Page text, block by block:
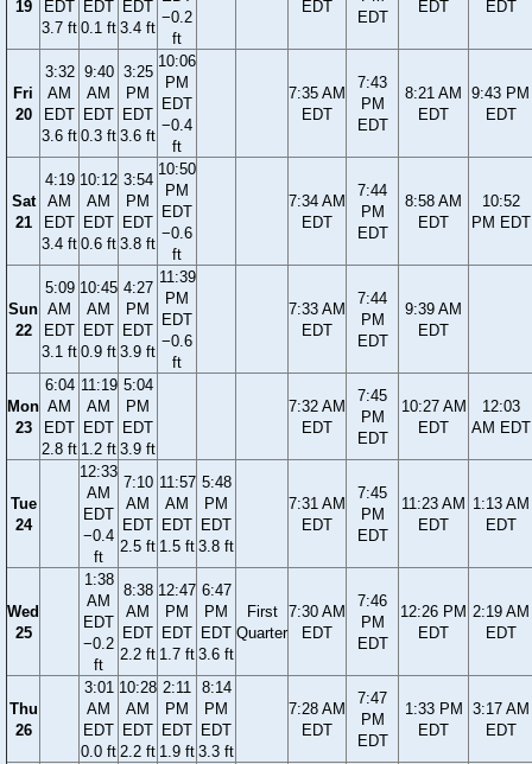
19
EDT
3.7 ft
EDT
0.1 ft
EDT
3.4 ft
−0.2
ft
EDT
EDT
EDT EDT
Fri
20
3:32
AM
EDT
3.6 ft
9:40
AM
EDT
0.3 ft
3:25
PM
EDT
3.6 ft
10:06
PM
EDT
−0.4
ft
7:35 AM
EDT
7:43
PM
EDT
8:21 AM
EDT
9:43 PM
EDT
Sat
21
4:19
AM
EDT
3.4 ft
10:12
AM
EDT
0.6 ft
3:54
PM
EDT
3.8 ft
10:50
PM
EDT
−0.6
ft
7:34 AM
EDT
7:44
PM
EDT
8:58 AM
EDT
10:52
PM EDT
Sun
22
5:09
AM
EDT
3.1 ft
10:45
AM
EDT
0.9 ft
4:27
PM
EDT
3.9 ft
11:39
PM
EDT
−0.6
ft
7:33 AM
EDT
7:44
PM
EDT
9:39 AM
EDT
Mon
23
6:04
AM
EDT
2.8 ft
11:19
AM
EDT
1.2 ft
5:04
PM
EDT
3.9 ft
7:32 AM
EDT
7:45
PM
EDT
10:27 AM
EDT
12:03
AM EDT
Tue
24
12:33
AM
EDT
−0.4
ft
7:10
AM
EDT
2.5 ft
11:57
AM
EDT
1.5 ft
5:48
PM
EDT
3.8 ft
7:31 AM
EDT
7:45
PM
EDT
11:23 AM
EDT
1:13 AM
EDT
Wed
25
1:38
AM
EDT
−0.2
ft
8:38
AM
EDT
2.2 ft
12:47
PM
EDT
1.7 ft
6:47
PM
EDT
3.6 ft
First
Quarter
7:30 AM
EDT
7:46
PM
EDT
12:26 PM
EDT
2:19 AM
EDT
Thu
26
3:01
AM
EDT
0.0 ft
10:28
AM
EDT
2.2 ft
2:11
PM
EDT
1.9 ft
8:14
PM
EDT
3.3 ft
7:28 AM
EDT
7:47
PM
EDT
1:33 PM
EDT
3:17 AM
EDT